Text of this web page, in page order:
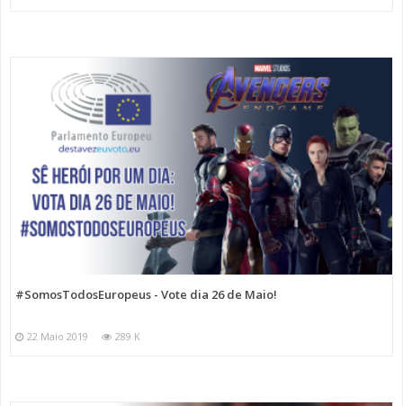
#SomosTodosEuropeus - Vote dia 26 de Maio!
22 Maio 2019 289 K